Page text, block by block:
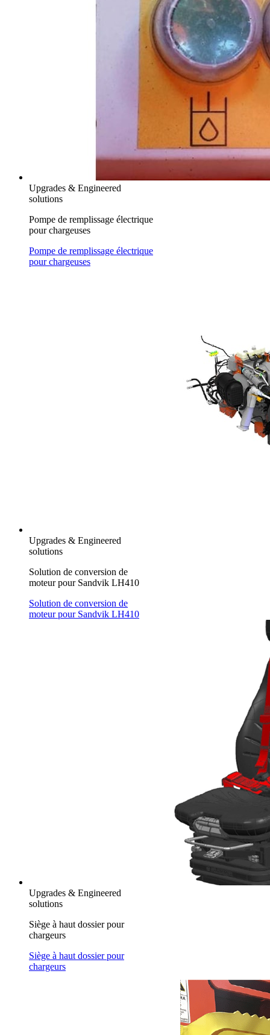
Upgrades & Engineered
solutions
Pompe de remplissage électrique
pour chargeuses
Pompe de remplissage électrique
pour chargeuses
Upgrades & Engineered
solutions
Solution de conversion de
moteur pour Sandvik LH410
Solution de conversion de
moteur pour Sandvik LH410
Upgrades & Engineered
solutions
Siège à haut dossier pour
chargeurs
Siège à haut dossier pour
chargeurs